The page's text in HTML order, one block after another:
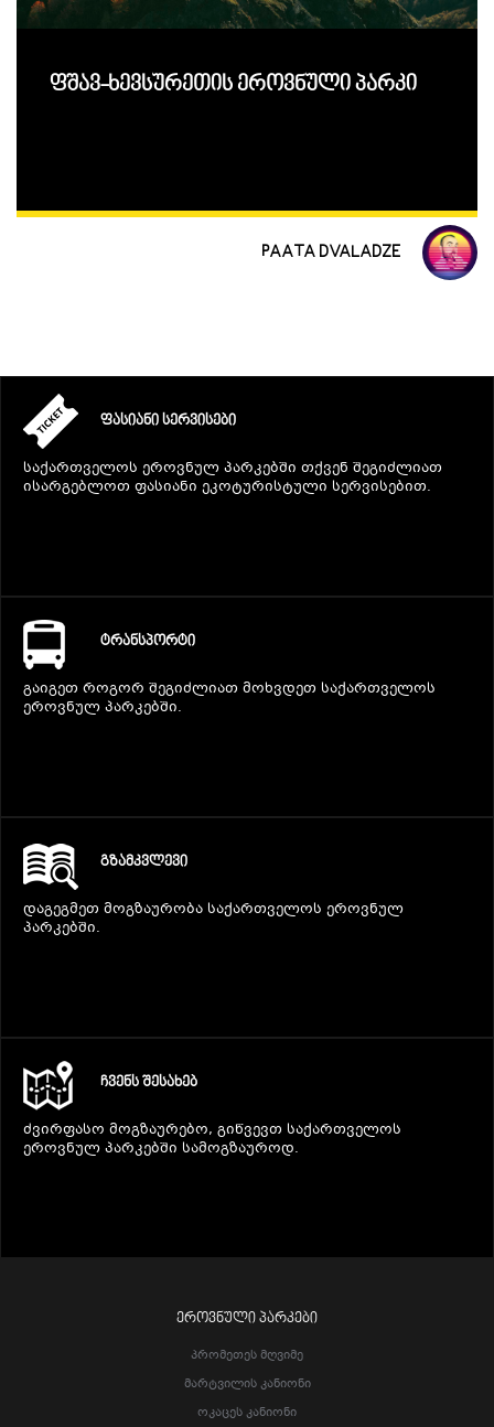
ფშავ-ხევსურეთის ეროვნული პარკი
PAATA DVALADZE
ᲤᲐᲡᲘᲐᲜᲘ ᲡᲔᲠᲕᲘᲡᲔᲑᲘ
საქართველოს ეროვნულ პარკებში თქვენ შეგიძლიათ
ისარგებლოთ ფასიანი ეკოტურისტული სერვისებით.
ᲢᲠᲐᲜᲡᲞᲝᲠᲢᲘ
გაიგეთ როგორ შეგიძლიათ მოხვდეთ საქართველოს
ეროვნულ პარკებში.
ᲒᲖᲐᲛᲙᲕᲚᲔᲕᲘ
დაგეგმეთ მოგზაურობა საქართველოს ეროვნულ
პარკებში.
ᲩᲕᲔᲜᲡ ᲨᲔᲡᲐᲮᲔᲑ
ძვირფასო მოგზაურებო, გიწვევთ საქართველოს
ეროვნულ პარკებში სამოგზაუროდ.
ᲔᲠᲝᲕᲜᲣᲚᲘ ᲞᲐᲠᲙᲔᲑᲘ
Პრომეთეს Მღვიმე
Მარტვილის Კანიონი
Ოკაცეს Კანიონი